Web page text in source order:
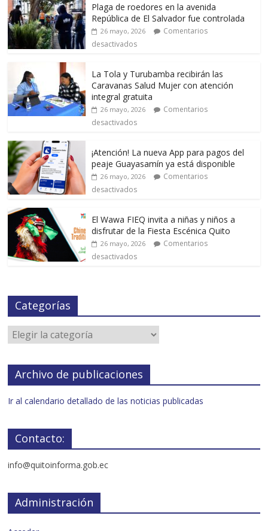
Plaga de roedores en la avenida
República de El Salvador fue controlada
26 mayo, 2026
Comentarios
desactivados
La Tola y Turubamba recibirán las
Caravanas Salud Mujer con atención
integral gratuita
26 mayo, 2026
Comentarios
desactivados
¡Atención! La nueva App para pagos del
peaje Guayasamín ya está disponible
26 mayo, 2026
Comentarios
desactivados
El Wawa FIEQ invita a niñas y niños a
disfrutar de la Fiesta Escénica Quito
26 mayo, 2026
Comentarios
desactivados
Categorías
Archivo de publicaciones
Ir al calendario detallado de las noticias publicadas
Contacto:
info@quitoinforma.gob.ec
Administración